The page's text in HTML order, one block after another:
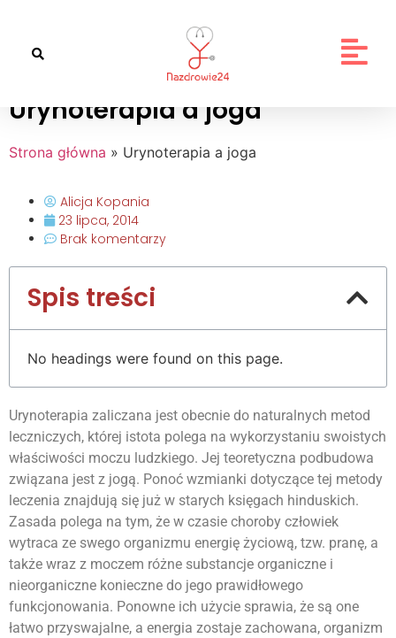
Urynoterapia a joga
Strona główna » Urynoterapia a joga
Alicja Kopania
23 lipca, 2014
Brak komentarzy
Spis treści
No headings were found on this page.
Urynoterapia zaliczana jest obecnie do naturalnych metod
leczniczych, której istota polega na wykorzystaniu swoistych
właściwości moczu ludzkiego. Jej teoretyczna podbudowa
związana jest z jogą. Ponoć wzmianki dotyczące tej metody
leczenia znajdują się już w starych księgach hinduskich.
Zasada polega na tym, że w czasie choroby człowiek
wytraca ze swego organizmu energię życiową, tzw. pranę, a
także wraz z moczem różne substancje organiczne i
nieorganiczne konieczne do jego prawidłowego
funkcjonowania. Ponowne ich użycie sprawia, że są one
łatwo przyswajalne, a energia zostaje zachowana, organizm